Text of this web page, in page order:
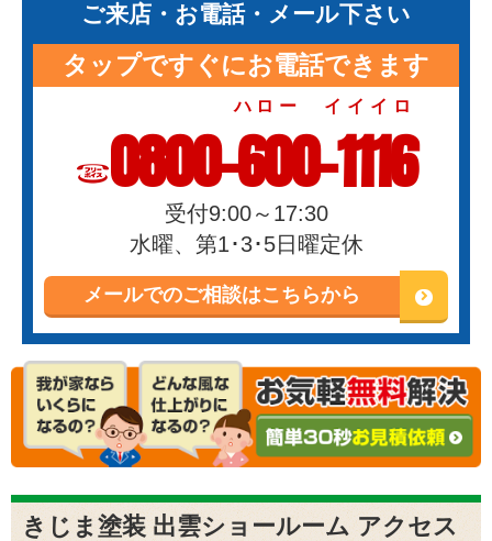
ご来店・お電話・メール下さい
タップですぐにお電話できます
0800-600-1116
ハロー イイイロ
受付9:00～17:30
水曜、第1･3･5日曜定休
メールでのご相談はこちらから
きじま塗装 出雲ショールーム アクセス